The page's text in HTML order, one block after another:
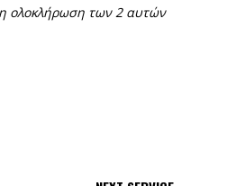
ολοκλήρωση των 2 αυτών